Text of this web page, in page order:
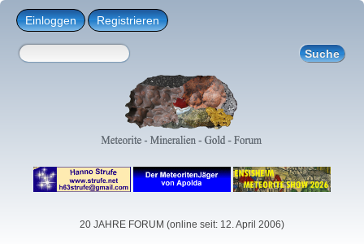
Einloggen Registrieren
20 JAHRE FORUM (online seit: 12. April 2006)